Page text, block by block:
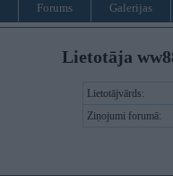
Forums Galerijas
Lietotāja
Lietotājvārds:
Ziņojumi forumā: